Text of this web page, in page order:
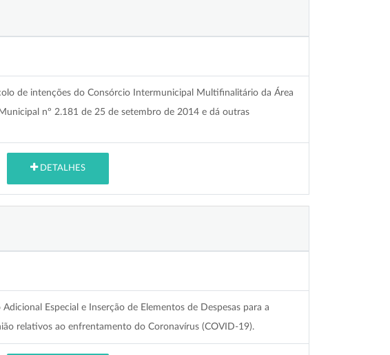
de intenções do Consórcio Intermunicipal Multifinalitário da Área
nº 2.181 de 25 de setembro de 2014 e dá outras
DETALHES
Especial e Inserção de Elementos de Despesas para a
relativos ao enfrentamento do Coronavírus (COVID-19).